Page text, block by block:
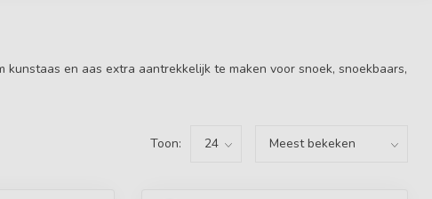
en aas extra aantrekkelijk te maken voor snoek, snoekbaars,
Toon: